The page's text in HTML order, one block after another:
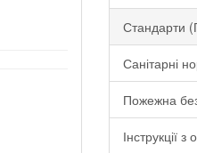
Стандарти
Санітарні
Пожежна
Інструкції